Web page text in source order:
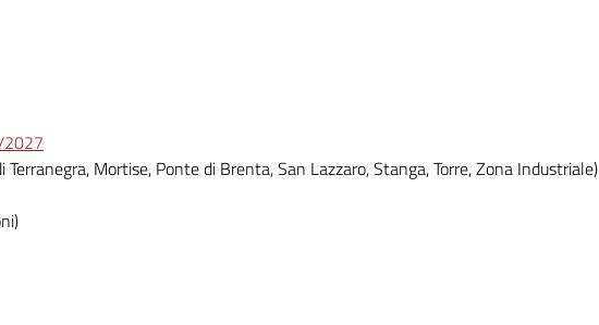
Terranegra, Mortise, Ponte di Brenta, San Lazzaro, Stanga, Torre, Zona Industriale)